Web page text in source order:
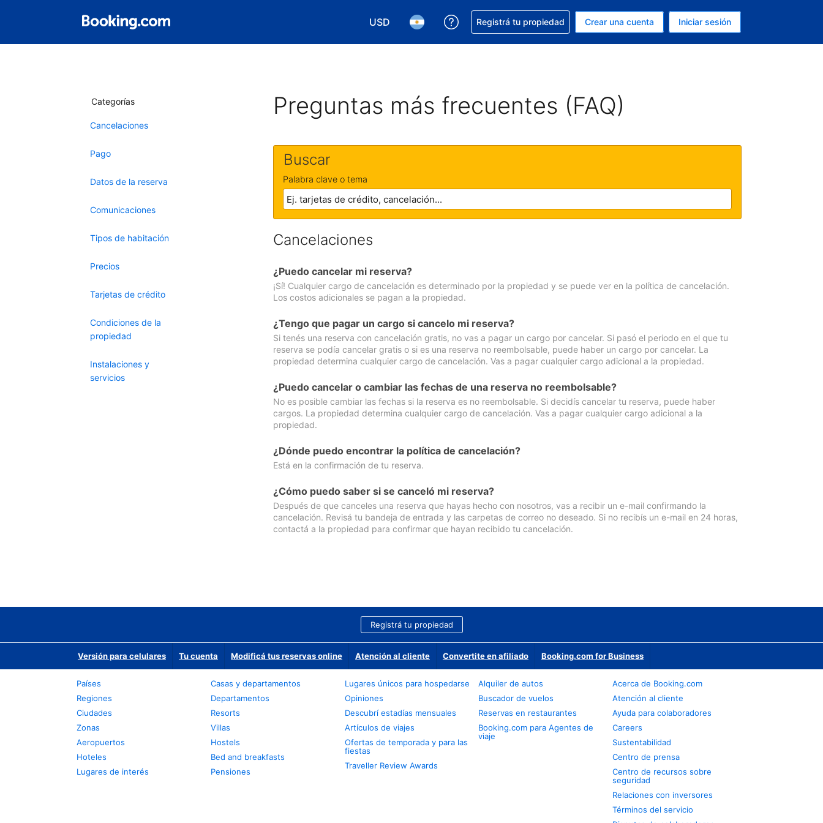
USD
Elegir la moneda. Tu moneda actual es Dólar de EEUU
Elegir el idioma. El idioma que estás usando es Español (Argentina)
Conseguí ayuda con tu reserva
Registrá tu propiedad Crear una cuenta Iniciar sesión
Categorías
Cancelaciones
Pago
Datos de la reserva
Comunicaciones
Tipos de habitación
Precios
Tarjetas de crédito
Condiciones de la
propiedad
Instalaciones y
servicios
Preguntas más frecuentes (FAQ)
Buscar
Palabra clave o tema
Cancelaciones
¿Puedo cancelar mi reserva?
¡Sí! Cualquier cargo de cancelación es determinado por la propiedad y se puede ver en la política de cancelación.
Los costos adicionales se pagan a la propiedad.
¿Tengo que pagar un cargo si cancelo mi reserva?
Si tenés una reserva con cancelación gratis, no vas a pagar un cargo por cancelar. Si pasó el periodo en el que tu
reserva se podía cancelar gratis o si es una reserva no reembolsable, puede haber un cargo por cancelar. La
propiedad determina cualquier cargo de cancelación. Vas a pagar cualquier cargo adicional a la propiedad.
¿Puedo cancelar o cambiar las fechas de una reserva no reembolsable?
No es posible cambiar las fechas si la reserva es no reembolsable. Si decidís cancelar tu reserva, puede haber
cargos. La propiedad determina cualquier cargo de cancelación. Vas a pagar cualquier cargo adicional a la
propiedad.
¿Dónde puedo encontrar la política de cancelación?
Está en la confirmación de tu reserva.
¿Cómo puedo saber si se canceló mi reserva?
Después de que canceles una reserva que hayas hecho con nosotros, vas a recibir un e-mail confirmando la
cancelación. Revisá tu bandeja de entrada y las carpetas de correo no deseado. Si no recibís un e-mail en 24 horas,
contactá a la propiedad para confirmar que hayan recibido tu cancelación.
Registrá tu propiedad
Versión para celulares Tu cuenta Modificá tus reservas online Atención al cliente Convertite en afiliado Booking.com for Business
Países
Regiones
Ciudades
Zonas
Aeropuertos
Hoteles
Lugares de interés
Casas y departamentos
Departamentos
Resorts
Villas
Hostels
Bed and breakfasts
Pensiones
Lugares únicos para hospedarse
Opiniones
Descubrí estadías mensuales
Artículos de viajes
Ofertas de temporada y para las
fiestas
Traveller Review Awards
Alquiler de autos
Buscador de vuelos
Reservas en restaurantes
Booking.com para Agentes de
viaje
Acerca de Booking.com
Atención al cliente
Ayuda para colaboradores
Careers
Sustentabilidad
Centro de prensa
Centro de recursos sobre
seguridad
Relaciones con inversores
Términos del servicio